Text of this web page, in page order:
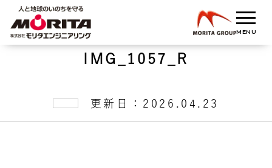
IMG_1057_R
更新日：2026.04.23